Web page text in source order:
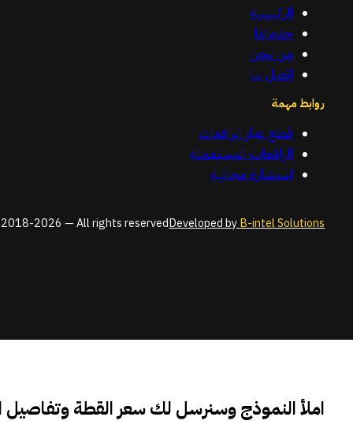
الرئيسية
خدماتنا
من نحن
اتصل بنا
روابط مهمة
قطع غيار الرافعات
الرافعات المستعملة
استشارة مجانية
2026 — All rights reservedDeveloped byB-intel Solutions
املأ النموذج وسنرسل لك سعر القطة